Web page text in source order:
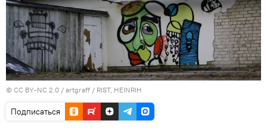
© CC BY-NC 2.0 / artgraff / RIST, HEINRIH
Подписаться